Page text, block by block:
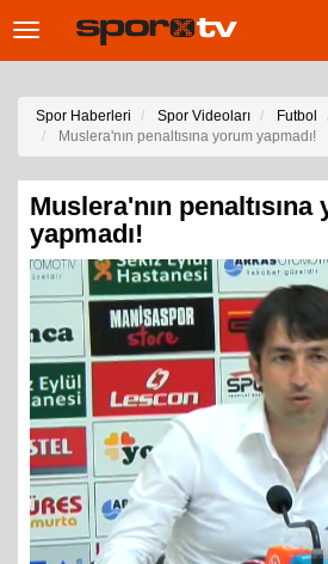
Toggle
Spor Haberleri Spor Videoları Futbol
Muslera'nın penaltısına yorum yapmadı!
Muslera'nın penaltısına
yapmadı!